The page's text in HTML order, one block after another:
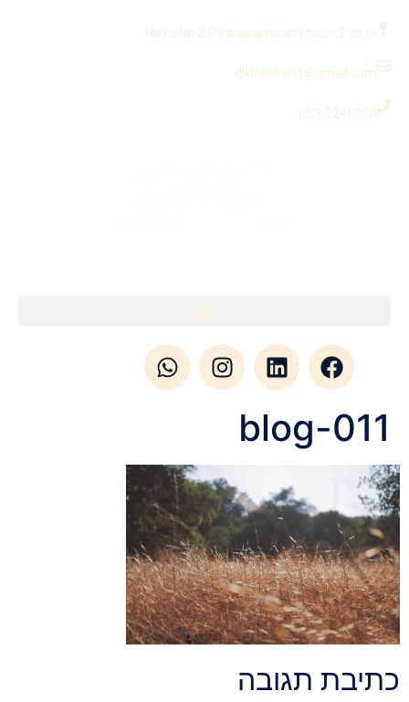
הנופר 2 רעננה | Ha'nofar 2 Ra'anana Israel
diklacohen1@gmail.com
053-2245050
blog-011
כתיבת תגובה